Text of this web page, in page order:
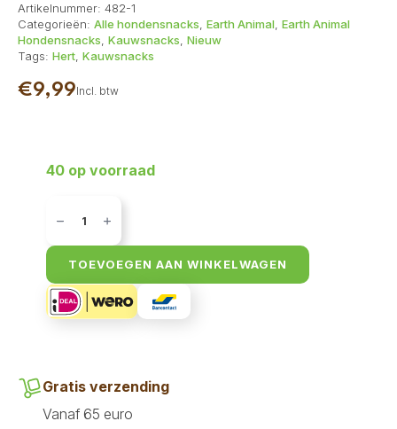
Artikelnummer: 482-1
Categorieën: Alle hondensnacks, Earth Animal, Earth Animal
Hondensnacks, Kauwsnacks, Nieuw
Tags: Hert, Kauwsnacks
€9,99Incl. btw
40 op voorraad
Animal
Pindakaas
Stix
-
10
pack
aantal
TOEVOEGEN AAN WINKELWAGEN
Gratis verzending
Vanaf 65 euro